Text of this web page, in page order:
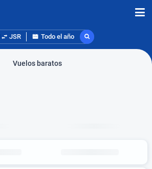
JSR Todo el año
Vuelos baratos